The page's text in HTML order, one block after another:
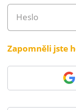
Heslo
Zapomněli jste